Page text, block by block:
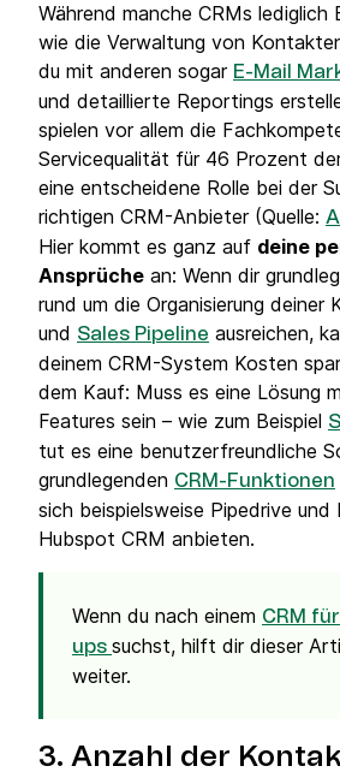
Während manche CRMs lediglich
wie die Verwaltung von
du mit anderen sogar E-Mail
und detaillierte Reportings
spielen vor allem die
Servicequalität für 46 Prozent
eine entscheidene Rolle bei der
richtigen CRM-Anbieter (Quelle:
Hier kommt es ganz auf deine
Ansprüche an: Wenn dir
rund um die Organisierung deiner
und Sales Pipeline ausreichen,
deinem CRM-System Kosten
dem Kauf: Muss es eine Lösung
Features sein – wie zum Beispiel
tut es eine benutzerfreundliche
grundlegenden CRM-Funktionen
sich beispielsweise Pipedrive und
Hubspot CRM anbieten.
Wenn du nach einem CRM
ups suchst, hilft dir dieser
weiter.
3. Anzahl der